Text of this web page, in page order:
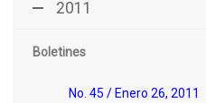
2011
Boletines
No. 45 / Enero 26, 2011